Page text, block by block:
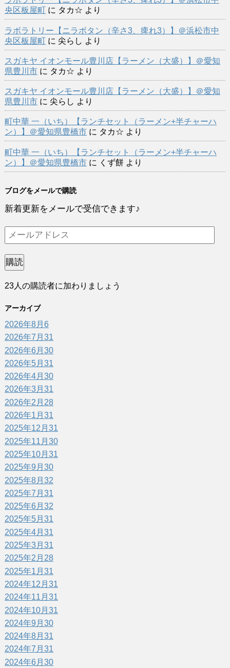
央区板屋町に タカ☆ より
ラボラトリー【ニラボタン（辛さ3、痺れ3）】＠浜松市中
央区板屋町に 尖らし より
スガキヤ イオンモール豊川店【ラーメン（大盛）】＠愛知
県豊川市に タカ☆ より
スガキヤ イオンモール豊川店【ラーメン（大盛）】＠愛知
県豊川市に 尖らし より
町中華 一（いち）【ランチセット（ラーメン+半チャーハ
ン）】＠愛知県豊橋市に タカ☆ より
町中華 一（いち）【ランチセット（ラーメン+半チャーハ
ン）】＠愛知県豊橋市に くず餅より
ブログをメールで購読
新着更新をメールで受信できます♪
メ
ー
ル
ド
レ
ス
購読
23人の購読者に加わりましょう
アーカイブ
2026年8月 6
2026年7月 31
2026年6月 30
2026年5月 31
2026年4月 30
2026年3月 31
2026年2月 28
2026年1月 31
2025年12月 31
2025年11月 30
2025年10月 31
2025年9月 30
2025年8月 32
2025年7月 31
2025年6月 32
2025年5月 31
2025年4月 31
2025年3月 31
2025年2月 28
2025年1月 31
2024年12月 31
2024年11月 31
2024年10月 31
2024年9月 30
2024年8月 31
2024年7月 31
2024年6月 30